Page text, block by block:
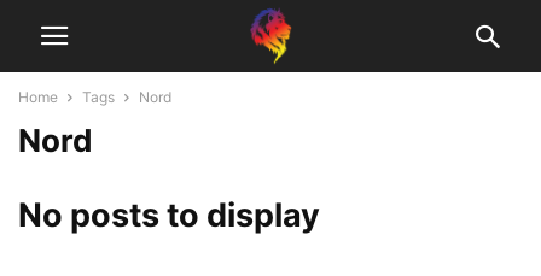
Home Tags Nord
Nord
No posts to display